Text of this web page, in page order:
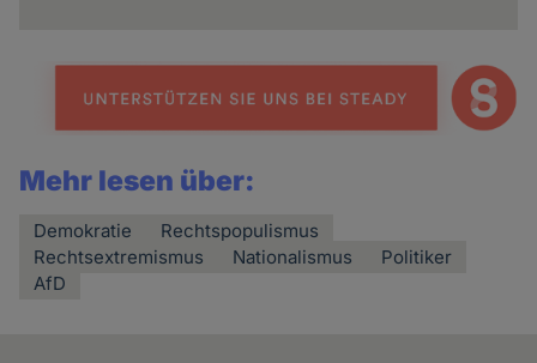
Mehr lesen über:
Demokratie
Rechtspopulismus
Rechtsextremismus
Nationalismus
Politiker
AfD